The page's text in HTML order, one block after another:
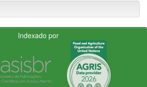
Indexado por